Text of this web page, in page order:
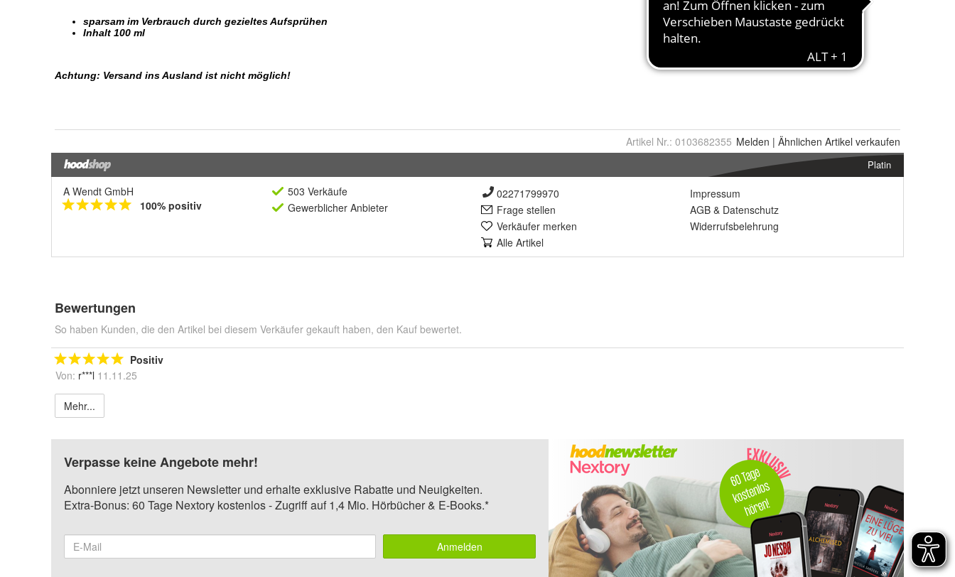
Artikel Nr.: 0103682355 Melden | Ähnlichen Artikel verkaufen
Platin
A Wendt GmbH
100% positiv
503 Verkäufe
Gewerblicher Anbieter
02271799970
Frage stellen
Verkäufer merken
Alle Artikel
Impressum
AGB & Datenschutz
Widerrufsbelehrung
Bewertungen
So haben Kunden, die den Artikel bei diesem Verkäufer gekauft haben, den Kauf bewertet.
Positiv
Von: r***l 11.11.25
Mehr...
Verpasse keine Angebote mehr!
Abonniere jetzt unseren Newsletter und erhalte exklusive Rabatte und Neuigkeiten.
Extra-Bonus: 60 Tage Nextory kostenlos - Zugriff auf 1,4 Mio. Hörbücher & E-Books.*
Anmelden